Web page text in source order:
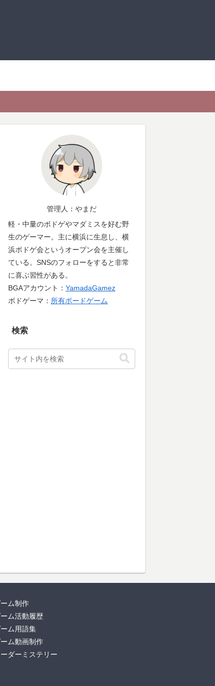
管理人：やまだ
軽・中量のボドゲやマダミスを好む野
生のゲーマー。主に横浜に生息し、横
浜ボドゲ会というオープン会を主催し
ている。SNSのフォローをすると非常
に喜ぶ習性がある。
BGAアカウント： YamadaGamez
ボドゲーマ： 所有ボードゲーム
検索
ム制作
ム活動履歴
ム用語集
ム動画制作
ダーミステリー